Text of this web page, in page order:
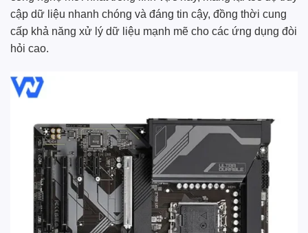
cập dữ liệu nhanh chóng và đáng tin cậy, đồng thời cung
cấp khả năng xử lý dữ liệu mạnh mẽ cho các ứng dụng đòi
hỏi cao.